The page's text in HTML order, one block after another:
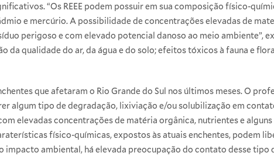
“Os REEE podem possuir em sua composição físico-
e mercúrio. A possibilidade de concentrações elevadas de
perigoso e com elevado potencial danoso ao meio ambiente”,
da qualidade do ar, da água e do solo; efeitos tóxicos à fauna e
que afetaram o Rio Grande do Sul nos últimos meses. O
algum tipo de degradação, lixiviação e/ou solubilização em
elevadas concentrações de matéria orgânica, nutrientes e
físico-químicas, expostos às atuais enchentes, podem
impacto ambiental, há elevada preocupação do contato desse tipo